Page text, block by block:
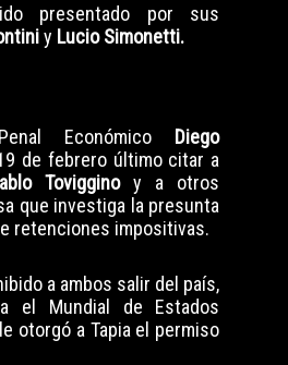
presentado por sus
y Lucio Simonetti.
Económico Diego
de febrero último citar a
Tovigginoy a otros
que investiga la presunta
retenciones impositivas.
a ambos salir del país,
el Mundial de Estados
otorgó a Tapia el permiso